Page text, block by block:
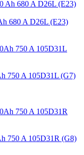
680 A D26L (E23)
750 A 105D31L (G7)
750 A 105D31R (G8)